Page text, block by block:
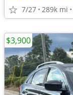
7/27 289k mi
$3,900